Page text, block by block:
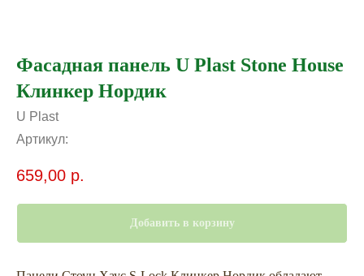
Фасадная панель U Plast Stone House
Клинкер Нордик
U Plast
Артикул:
659,00 р.
Добавить в корзину